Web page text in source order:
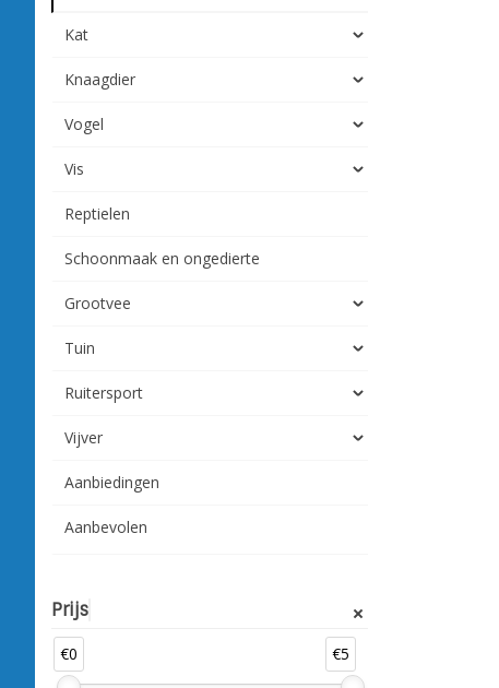
Kat
Knaagdier
Vogel
Vis
Reptielen
Schoonmaak en ongedierte
Grootvee
Tuin
Ruitersport
Vijver
Aanbiedingen
Aanbevolen
Prijs
€0 €5